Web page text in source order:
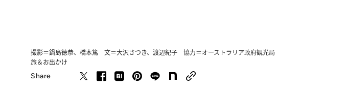
撮影＝鍋島徳恭、橋本篤 文＝大沢さつき、渡辺紀子 協力＝オーストラリア政府観光局
旅＆お出かけ
Share